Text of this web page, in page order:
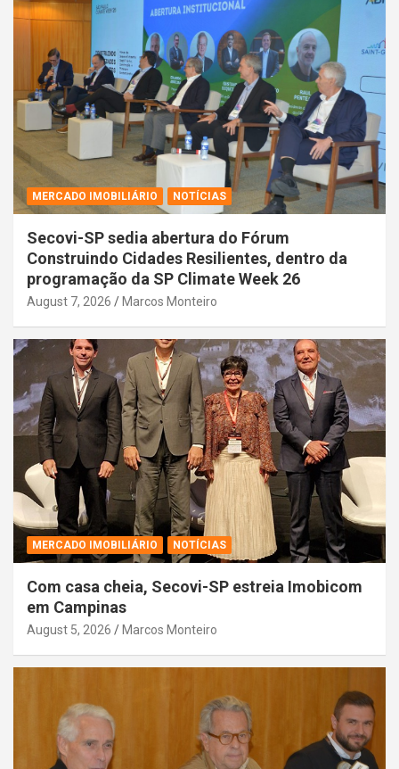
MERCADO IMOBILIÁRIO NOTÍCIAS
Secovi-SP sedia abertura do Fórum
Construindo Cidades Resilientes, dentro da
programação da SP Climate Week 26
August 7, 2026 Marcos Monteiro
MERCADO IMOBILIÁRIO NOTÍCIAS
Com casa cheia, Secovi-SP estreia Imobicom
em Campinas
August 5, 2026 Marcos Monteiro